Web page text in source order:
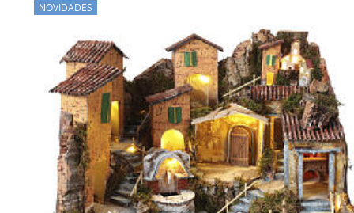
NOVIDADES